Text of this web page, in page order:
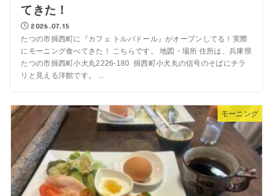
てきた！
2026.07.15
たつの市揖西町に『カフェ トルバドール』がオープンしてる！実際
にモーニング食べてきた！ こちらです。 地図・場所 住所は、兵庫県
たつの市揖西町小犬丸2226-180 揖西町小犬丸の信号のそばにチラ
リと見える洋館です。 ...
モーニング